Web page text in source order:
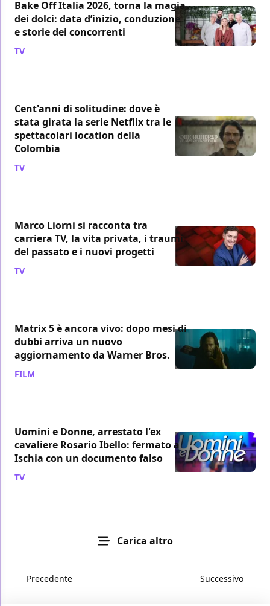
Bake Off Italia 2026, torna la magia
dei dolci: data d’inizio, conduzione
e storie dei concorrenti
TV
Cent'anni di solitudine: dove è
stata girata la serie Netflix tra le
spettacolari location della
Colombia
TV
Marco Liorni si racconta tra
carriera TV, la vita privata, i traumi
del passato e i nuovi progetti
TV
Matrix 5 è ancora vivo: dopo mesi di
dubbi arriva un nuovo
aggiornamento da Warner Bros.
FILM
Uomini e Donne, arrestato l'ex
cavaliere Rosario Ibello: fermato a
Ischia con un documento falso
TV
Carica altro
Precedente Successivo